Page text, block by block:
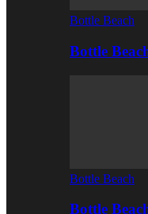
Bottle Beach
Bottle
Bottle Beach
Bottle